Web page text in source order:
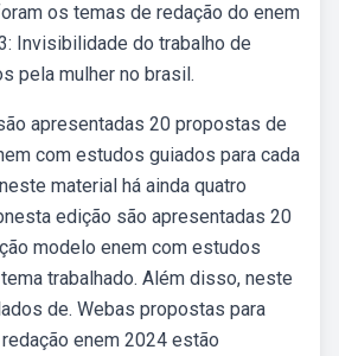
os temas de redação do enem
Invisibilidade do trabalho de
pela mulher no brasil.
apresentadas 20 propostas de
com estudos guiados para cada
material há ainda quatro
edição são apresentadas 20
modelo enem com estudos
trabalhado. Além disso, neste
de. Webas propostas para
enem 2024 estão